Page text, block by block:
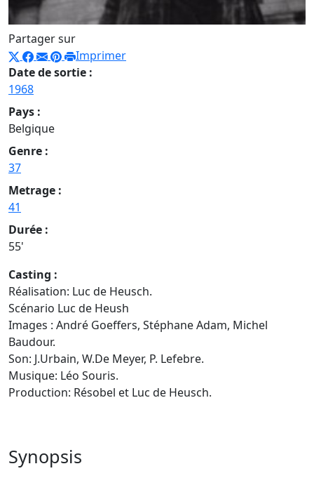
Partager sur
Imprimer
Date de sortie :
1968
Pays :
Belgique
Genre :
37
Metrage :
41
Durée :
55'
Casting :
Réalisation: Luc de Heusch.
Scénario Luc de Heush
Images : André Goeffers, Stéphane Adam, Michel
Baudour.
Son: J.Urbain, W.De Meyer, P. Lefebre.
Musique: Léo Souris.
Production: Résobel et Luc de Heusch.
Synopsis